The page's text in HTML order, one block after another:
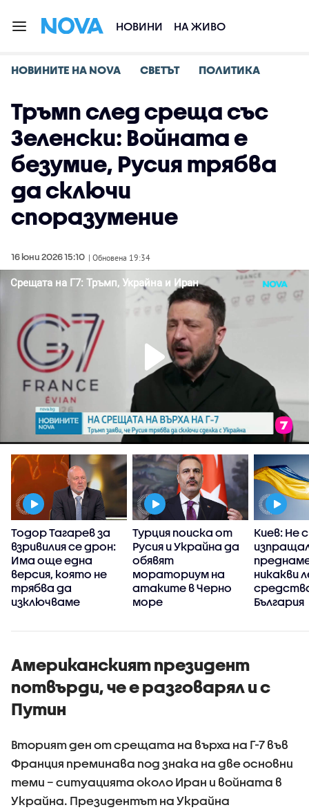
НОВИНИ НА ЖИВО
НОВИНИТЕ НА NOVA СВЕТЪТ ПОЛИТИКА
Тръмп след среща със
Зеленски: Войната е
безумие, Русия трябва
да сключи
споразумение
16 юни 2026 15:10 | Обновена 19:34
Тодор Тагарев за
взривилия се дрон:
Има още една
версия, която не
трябва да
изключваме
Турция поиска от
Русия и Украйна да
обявят
мораториум на
атаките в Черно
море
Киев: Не
никакви
България
Американският президент
потвърди, че е разговарял и с
Путин
Вторият ден от срещата на върха на Г-7 във
Франция преминава под знака на две основни
теми – ситуацията около Иран и войната в
Украйна. Президентът на Украйна